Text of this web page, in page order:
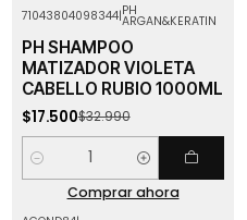
-47%OFF
71043804098344|PH
ARGAN&KERATIN
PH SHAMPOO
MATIZADOR VIOLETA
CABELLO RUBIO 1000ML
$17.500$32.990
Cantidad
Comprar ahora